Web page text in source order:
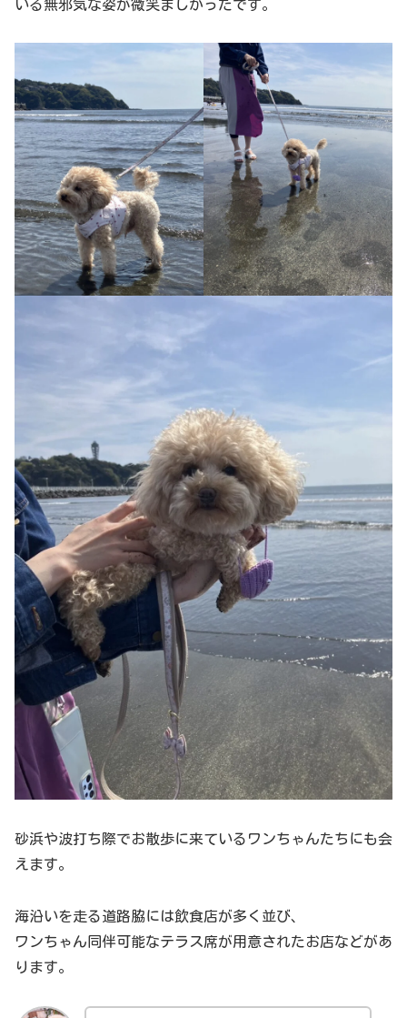
いる無邪気な姿が微笑ましかったです。
砂浜や波打ち際でお散歩に来ているワンちゃんたちにも会
えます。
海沿いを走る道路脇には飲食店が多く並び、
ワンちゃん同伴可能なテラス席が用意されたお店などがあ
ります。